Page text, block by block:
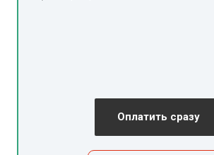
Оплатить сразу